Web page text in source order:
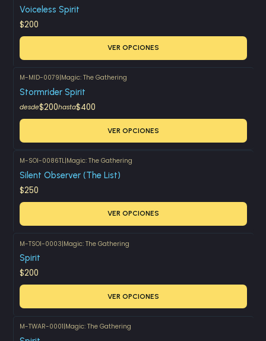
Voiceless Spirit
$200
VER OPCIONES
M-MID-0079|Magic: The Gathering
Stormrider Spirit
desde$200hasta$400
VER OPCIONES
M-SOI-0086TL|Magic: The Gathering
Silent Observer (The List)
$250
VER OPCIONES
M-TSOI-0003|Magic: The Gathering
Spirit
$200
VER OPCIONES
M-TWAR-0001|Magic: The Gathering